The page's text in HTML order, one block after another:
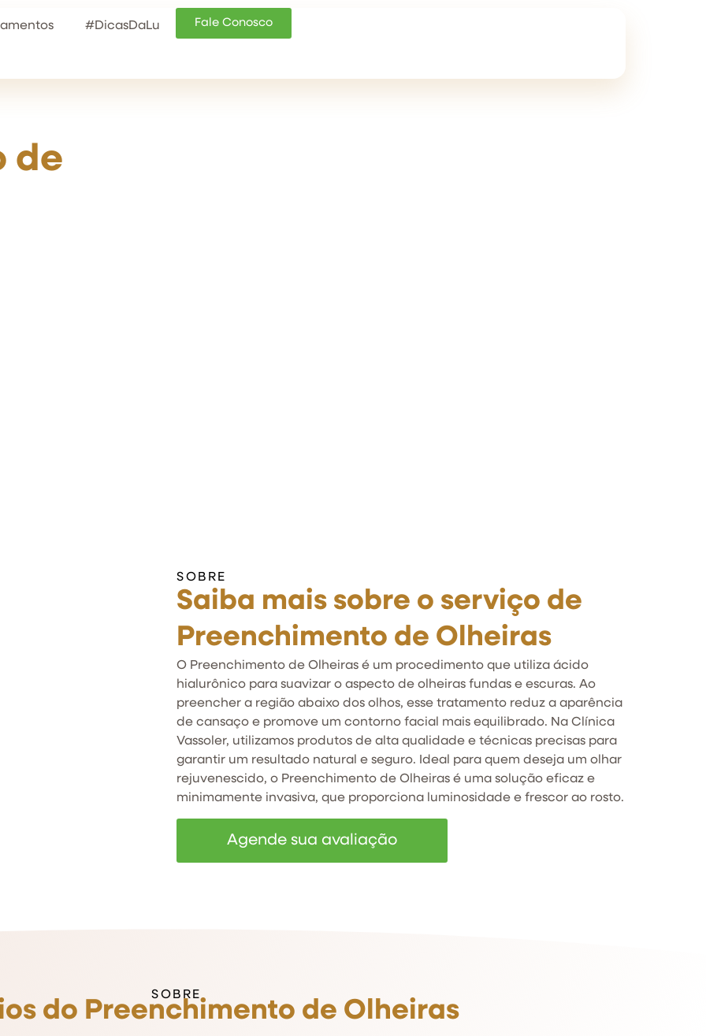
#DicasDaLu Fale Conosco
de
SOBRE
Saiba mais sobre o serviço de
Preenchimento de Olheiras
O Preenchimento de Olheiras é um procedimento que utiliza ácido
hialurônico para suavizar o aspecto de olheiras fundas e escuras. Ao
preencher a região abaixo dos olhos, esse tratamento reduz a aparência
de cansaço e promove um contorno facial mais equilibrado. Na Clínica
Vassoler, utilizamos produtos de alta qualidade e técnicas precisas para
garantir um resultado natural e seguro. Ideal para quem deseja um olhar
rejuvenescido, o Preenchimento de Olheiras é uma solução eficaz e
minimamente invasiva, que proporciona luminosidade e frescor ao rosto.
Agende sua avaliação
SOBRE
do Preenchimento de Olheiras